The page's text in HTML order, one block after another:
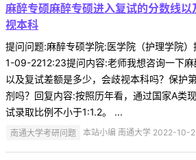
麻醉专硕麻醉专硕进入复试的分数线
视本科
提问问题:麻醉专硕学院:医学院（护理学院
1-09-2212:23提问内容:老师我想咨询一下
以及复试差额是多少，会歧视本科吗？保护
剂吗？回复内容:按照历年看，通过国家A类
试录取比例不小于1:1.2。 ...
南通大学考研问题 本站小编 南通大学 2022-10-